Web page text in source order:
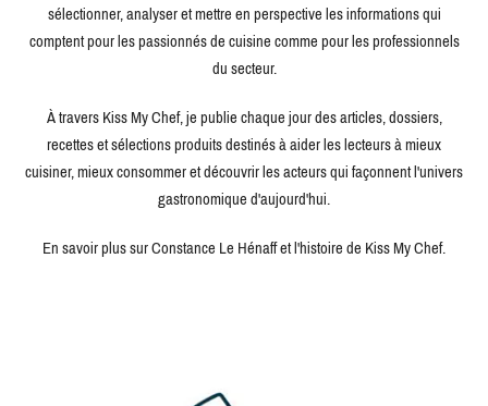
sélectionner, analyser et mettre en perspective les informations qui
comptent pour les passionnés de cuisine comme pour les professionnels
du secteur.
À travers Kiss My Chef, je publie chaque jour des articles, dossiers,
recettes et sélections produits destinés à aider les lecteurs à mieux
cuisiner, mieux consommer et découvrir les acteurs qui façonnent l'univers
gastronomique d'aujourd'hui.
En savoir plus sur Constance Le Hénaff et l'histoire de Kiss My Chef.